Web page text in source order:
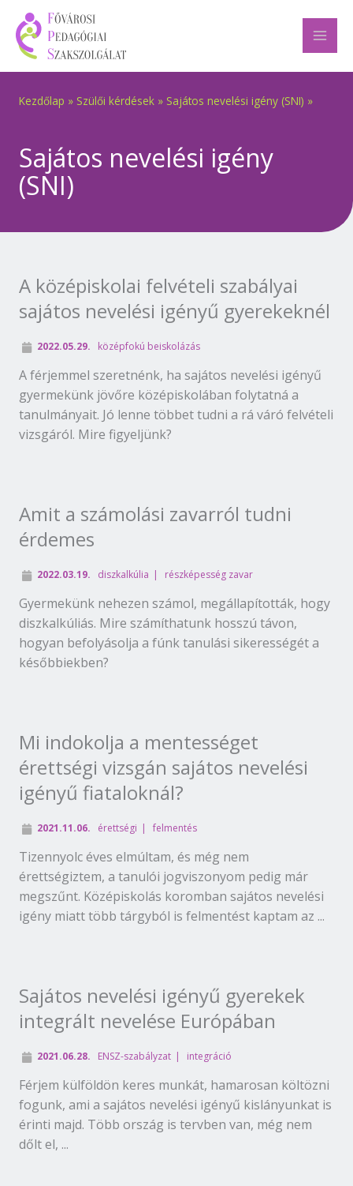
content
Kezdőlap » Szülői kérdések » Sajátos nevelési igény (SNI) »
Sajátos nevelési igény
(SNI)
A középiskolai felvételi szabályai
sajátos nevelési igényű gyerekeknél
2022.05.29. középfokú beiskolázás
A férjemmel szeretnénk, ha sajátos nevelési igényű
gyermekünk jövőre középiskolában folytatná a
tanulmányait. Jó lenne többet tudni a rá váró felvételi
vizsgáról. Mire figyeljünk?
Amit a számolási zavarról tudni
érdemes
2022.03.19. diszkalkúlia részképesség zavar
Gyermekünk nehezen számol, megállapították, hogy
diszkalkúliás. Mire számíthatunk hosszú távon,
hogyan befolyásolja a fúnk tanulási sikerességét a
későbbiekben?
Mi indokolja a mentességet
érettségi vizsgán sajátos nevelési
igényű fiataloknál?
2021.11.06. érettségi felmentés
Tizennyolc éves elmúltam, és még nem
érettségiztem, a tanulói jogviszonyom pedig már
megszűnt. Középiskolás koromban sajátos nevelési
igény miatt több tárgyból is felmentést kaptam az ...
Sajátos nevelési igényű gyerekek
integrált nevelése Európában
2021.06.28. ENSZ-szabályzat integráció
Férjem külföldön keres munkát, hamarosan költözni
fogunk, ami a sajátos nevelési igényű kislányunkat is
érinti majd. Több ország is tervben van, még nem
dőlt el, ...